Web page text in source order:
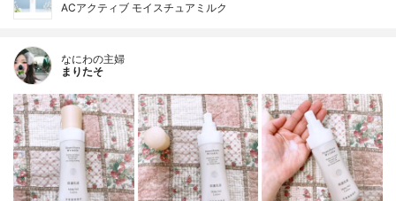
ACアクティブ モイスチュアミルク
なにわの主婦
まりたそ